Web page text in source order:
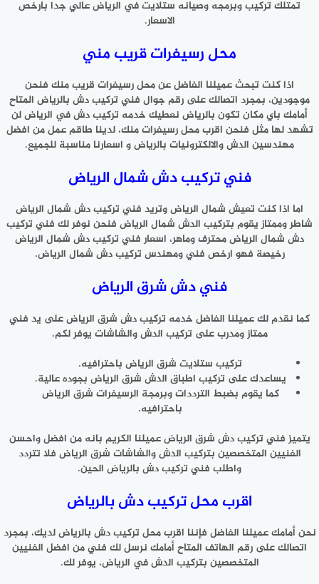
تمتلك تركيب وبرمجه وصيانه ستلايت في الرياض عالي جدا بارخص
الاسعار.
محل رسيفرات قريب مني
اذا كنت تبحث عميلنا الفاضل عن محل رسيفرات قريب منك فنحن
موجودين، بمجرد اتصالك على رقم جوال فني تركيب دش بالرياض المتاح
أمامك باي مكان تكون بالرياض نعطيك خدمه تركيب دش في الرياض لن
تشهد لها مثل فنحن اقرب محل رسيفرات منك، لدينا طاقم عمل من افضل
مهندسين الدش والالكترونيات بالرياض و اسعارنا مناسبة للجميع.
فني تركيب دش شمال الرياض
اما اذا كنت تعيش شمال الرياض وتريد فني تركيب دش شمال الرياض
شاطر وممتاز يقوم بتركيب الدش شمال الرياض فنحن نوفر لك فني تركيب
دش شمال الرياض محترف وماهر، اسعار فني تركيب دش شمال الرياض
رخيصة فهو ارخص فني ومهندس تركيب دش شمال الرياض.
فني دش شرق الرياض
كما نقدم لك عميلنا الفاضل خدمه تركيب دش شرق الرياض على يد فني
ممتاز ومدرب على تركيب الدش والشاشات يوفر لكم.
تركيب ستلايت شرق الرياض باحترافيه.
يساعدك على تركيب اطباق الدش شرق الرياض بجوده عالية.
كما يقوم بضبط الترددات وبرمجة الرسيفرات شرق الرياض
باحترافيه.
يتميز فني تركيب دش شرق الرياض عميلنا الكريم بانه من افضل واحسن
الفنيين المتخصصين بتركيب الدش والشاشات شرق الرياض فلا تتردد
واطلب فني تركيب دش بالرياض الحين.
اقرب محل تركيب دش بالرياض
نحن أمامك عميلنا الفاضل فإننا اقرب محل تركيب دش بالرياض لديك، بمجرد
اتصالك على رقم الهاتف المتاح أمامك نرسل لك فني من افضل الفنيين
المتخصصين بتركيب الدش في الرياض، يوفر لك.